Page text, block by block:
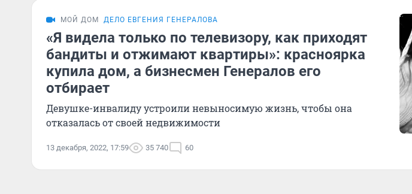
МОЙ ДОМ ДЕЛО ЕВГЕНИЯ ГЕНЕРАЛОВА
«Я видела только по телевизору, как приходят
бандиты и отжимают квартиры»: красноярка
купила дом, а бизнесмен Генералов его
отбирает
Девушке-инвалиду устроили невыносимую жизнь, чтобы она
отказалась от своей недвижимости
13 декабря, 2022, 17:59 35 740 60